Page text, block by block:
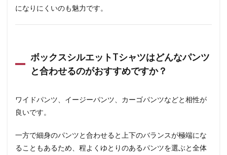
になりにくいのも魅力です。
ボックスシルエットTシャツはどんなパンツ
と合わせるのがおすすめですか？
ワイドパンツ、イージーパンツ、カーゴパンツなどと相性が
良いです。
一方で細身のパンツと合わせると上下のバランスが極端にな
ることもあるため、程よくゆとりのあるパンツを選ぶと全体